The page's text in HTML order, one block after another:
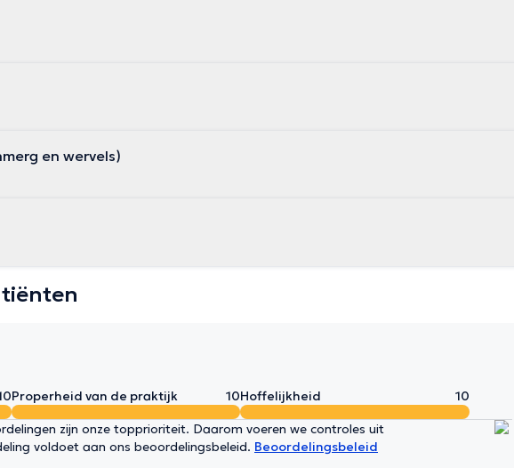
en wervels)
Properheid van de praktijk 10Hoffelijkheid 10
zijn onze topprioriteit. Daarom voeren we controles uit
voldoet aan ons beoordelingsbeleid. Beoordelingsbeleid